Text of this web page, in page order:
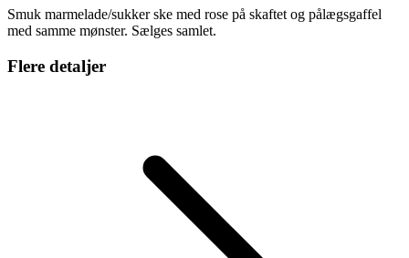
Smuk marmelade/sukker ske med rose på skaftet og pålægsgaffel
med samme mønster. Sælges samlet.
Flere detaljer